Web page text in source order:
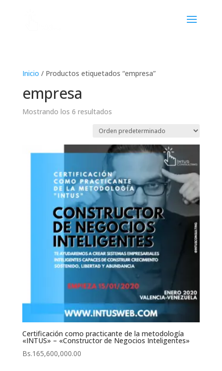
Inicio / Productos etiquetados “empresa”
empresa
Mostrando los 6 resultados
Certificación como practicante de la metodología
«INTUS» – «Constructor de Negocios Inteligentes»
Bs.165,600,000.00